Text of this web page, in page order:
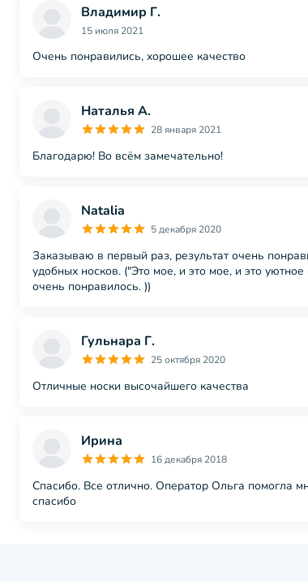
Владимир Г.
15 июля 2021
Очень понравились, хорошее качество
Наталья А.
28 января 2021
Благодарю! Во всём замечательно!
Natalia
5 декабря 2020
Заказываю в первый раз, результат очень
удобных носков. ("Это мое, и это мое, и это
очень понравилось. ))
Гульнара Г.
25 октября 2020
Отличные носки высочайшего качества
Ирина
16 декабря 2018
Спасибо. Все отлично. Оператор Ольга помогла
спасибо